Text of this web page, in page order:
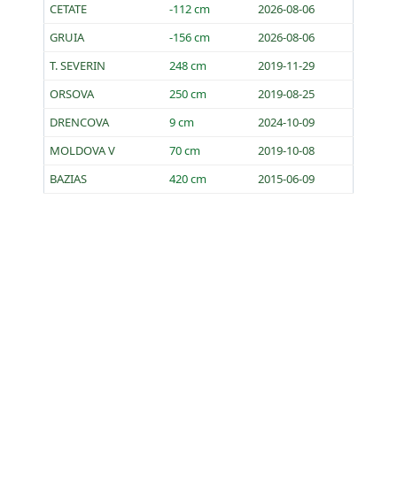
CETATE
-112 cm
2026-08-06
GRUIA
-156 cm
2026-08-06
T. SEVERIN
248 cm
2019-11-29
ORSOVA
250 cm
2019-08-25
DRENCOVA
9 cm
2024-10-09
MOLDOVA V
70 cm
2019-10-08
BAZIAS
420 cm 2015-06-09